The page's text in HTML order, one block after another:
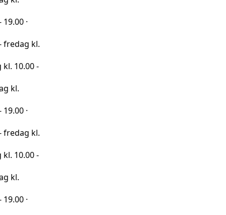
kl.
-
kl.
-